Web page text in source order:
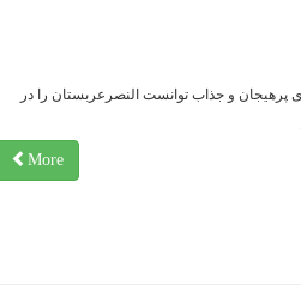
پرهیجان و جذاب توانست النصرعربستان را در
More